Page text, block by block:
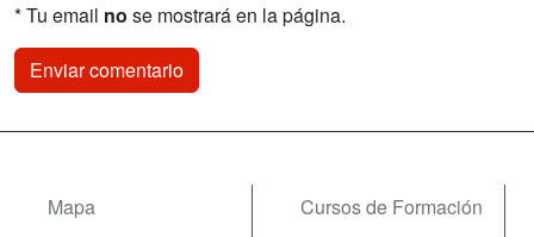
* Tu email no se mostrará en la página.
Mapa
Cursos de Formación